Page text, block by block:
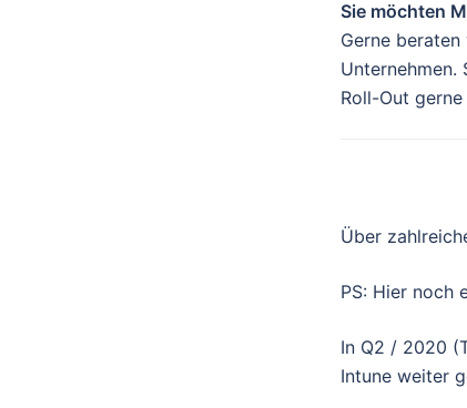
Sie möchten
Gerne
Unternehmen.
Roll-Out gerne
Über
PS: Hier noch
In Q2 / 2020
Intune weiter